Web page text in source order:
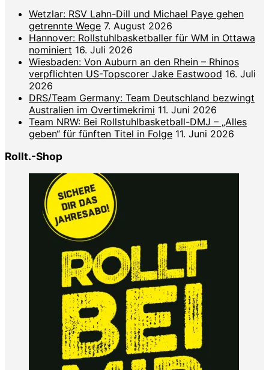
Wetzlar: RSV Lahn-Dill und Michael Paye gehen
getrennte Wege 7. August 2026
Hannover: Rollstuhlbasketballer für WM in Ottawa
nominiert 16. Juli 2026
Wiesbaden: Von Auburn an den Rhein – Rhinos
verpflichten US-Topscorer Jake Eastwood 16. Juli
2026
DRS/Team Germany: Team Deutschland bezwingt
Australien im Overtimekrimi 11. Juni 2026
Team NRW: Bei Rollstuhlbasketball-DMJ – „Alles
geben“ für fünften Titel in Folge 11. Juni 2026
Rollt.-Shop